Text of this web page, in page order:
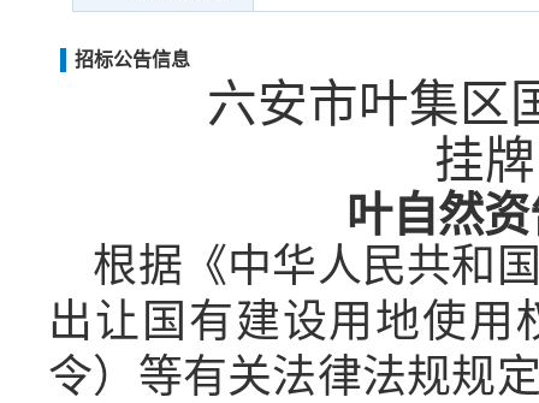
招标公告信息
六安市叶集区
挂
叶自然
根据《中华人民共和
出让国有建设用地使用
令）等有关法律法规规